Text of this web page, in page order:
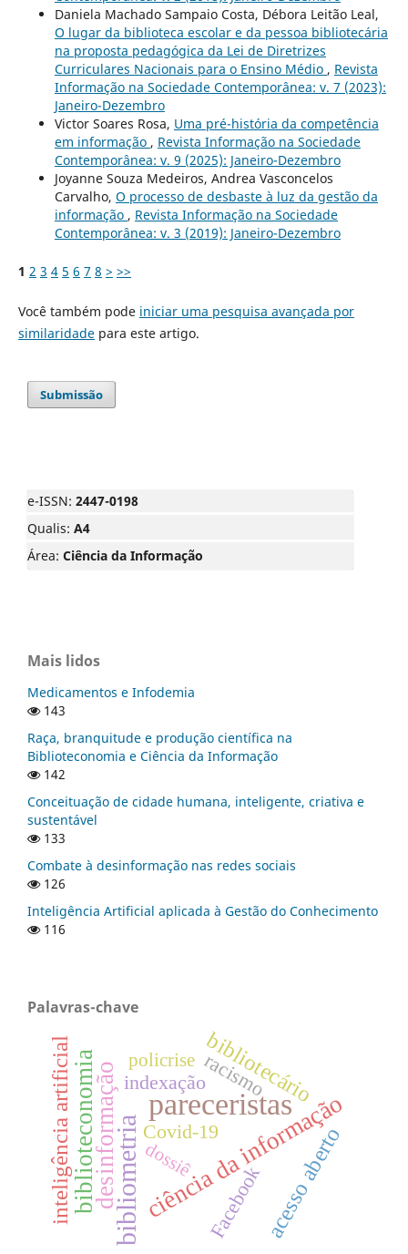
Daniela Machado Sampaio Costa, Débora Leitão Leal,
O lugar da biblioteca escolar e da pessoa bibliotecária
na proposta pedagógica da Lei de Diretrizes
Curriculares Nacionais para o Ensino Médio , Revista
Informação na Sociedade Contemporânea: v. 7 (2023):
Janeiro-Dezembro
Victor Soares Rosa, Uma pré-história da competência
em informação , Revista Informação na Sociedade
Contemporânea: v. 9 (2025): Janeiro-Dezembro
Joyanne Souza Medeiros, Andrea Vasconcelos
Carvalho, O processo de desbaste à luz da gestão da
informação , Revista Informação na Sociedade
Contemporânea: v. 3 (2019): Janeiro-Dezembro
1 2 3 4 5 6 7 8 > >>
Você também pode iniciar uma pesquisa avançada por
similaridadepara este artigo.
Submissão
e-ISSN: 2447-0198
Qualis: A4
Área: Ciência da Informação
Mais lidos
Medicamentos e Infodemia
143
Raça, branquitude e produção científica na
Biblioteconomia e Ciência da Informação
142
Conceituação de cidade humana, inteligente, criativa e
sustentável
133
Combate à desinformação nas redes sociais
126
Inteligência Artificial aplicada à Gestão do Conhecimento
116
Palavras-chave
pareceristas
bibliometriaciência da informação
desinformação
biblioteconomia acesso aberto
inteligência artificial bibliotecário
Facebook
racismo
indexação
Covid-19
dossiê
policrise